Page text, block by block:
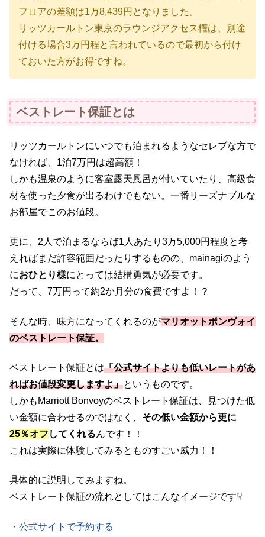
フロアの差額は1万8,439円となりました。
リッツカールトン東京のラウンジアクセス権は、別途
付ける場合3万円程と言われているので最初から付け
ておいた方がお得ですね。
ベストレート保証とは
リッツカールトンにいつでも泊まれるようなセレブな方で
なければ、1泊7万円は超高額！
しかも温泉のように客室露天風呂が付いていたり、高級食
材を使った夕食が出るわけでもない。一番リーズナブルな
お部屋でこのお値段。
更に、2人で泊まるならば1人あたり3万5,000円程度と考
えればまだ許容範囲だったりするものの、mainagiのよう
におひとり様にとっては結構勇気が必要です。
だって、7万円って約2か月分の食費ですよ！？
そんな時、味方になってくれるのがマリオットボンヴォイ
のベストレート保証。
ベストレート保証とは「公式サイトよりも低いレートがあ
ればお値段変更しますよ」というものです。
しかもMarriott Bonvoyのベストレート保証は、見つけた低
い金額に合わせるのではなく、 その低い金額から更に
25％オフ してくれるんです！！
これは実際に体験してみるとものすごい威力！！
具体的に説明してみますね。
ベストレート保証の流れとしてはこんなイメージです☟
・公式サイトで予約する